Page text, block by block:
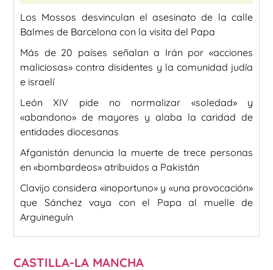
Los Mossos desvinculan el asesinato de la calle
Balmes de Barcelona con la visita del Papa
Más de 20 países señalan a Irán por «acciones
maliciosas» contra disidentes y la comunidad judía
e israelí
León XIV pide no normalizar «soledad» y
«abandono» de mayores y alaba la caridad de
entidades diocesanas
Afganistán denuncia la muerte de trece personas
en «bombardeos» atribuidos a Pakistán
Clavijo considera «inoportuno» y «una provocación»
que Sánchez vaya con el Papa al muelle de
Arguineguín
CASTILLA-LA MANCHA